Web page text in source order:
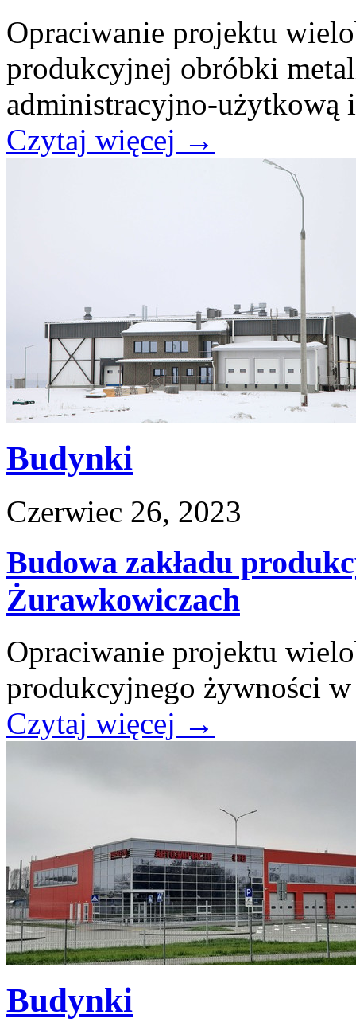
Opraciwanie projektu
produkcyjnej obróbki
administracyjno-użytkową
Czytaj więcej →
Budynki
Czerwiec 26, 2023
Budowa zakładu
Żurawkowiczach
Opraciwanie projektu
produkcyjnego żywności
Czytaj więcej →
Budynki